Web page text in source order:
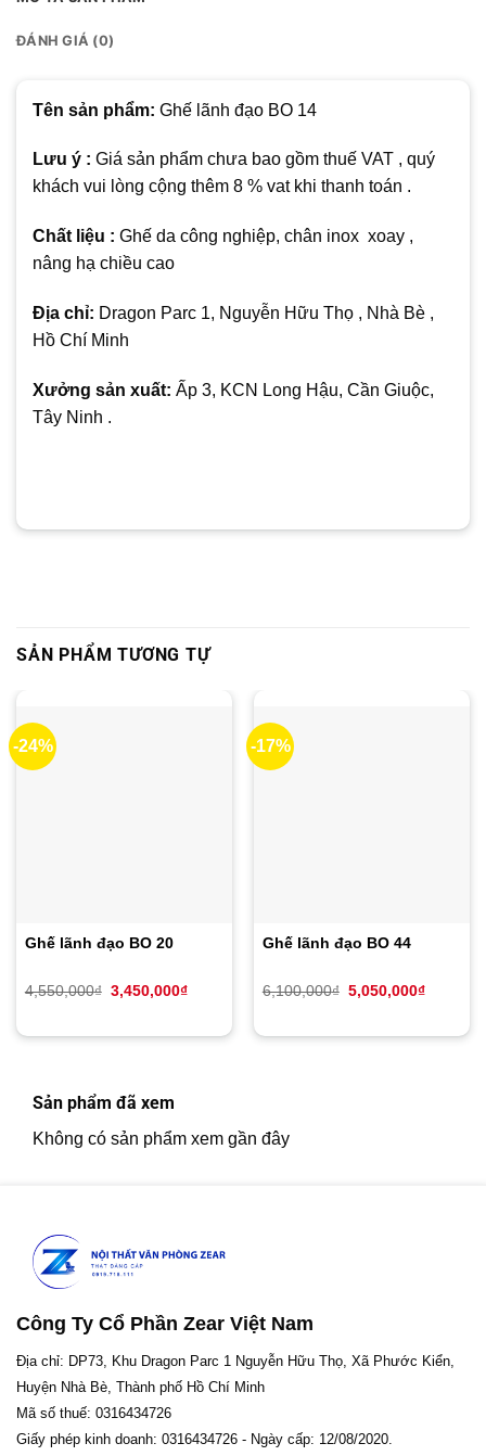
ĐÁNH GIÁ (0)
Tên sản phẩm: Ghế lãnh đạo BO 14
Lưu ý : Giá sản phẩm chưa bao gồm thuế VAT , quý
khách vui lòng cộng thêm 8 % vat khi thanh toán .
Chất liệu : Ghế da công nghiệp, chân inox xoay ,
nâng hạ chiều cao
Địa chỉ: Dragon Parc 1, Nguyễn Hữu Thọ , Nhà Bè ,
Hồ Chí Minh
Xưởng sản xuất: Ấp 3, KCN Long Hậu, Cần Giuộc,
Tây Ninh .
SẢN PHẨM TƯƠNG TỰ
-24%
Ghế lãnh đạo BO 20
4,550,000₫ Giá
gốc
3,450,000₫Giá
-17%
Ghế lãnh đạo BO 44
6,100,000₫ Giá
gốc
5,050,000₫Giá
Sản phẩm đã xem
Không có sản phẩm xem gần đây
Công Ty Cổ Phần Zear Việt Nam
Địa chỉ: DP73, Khu Dragon Parc 1 Nguyễn Hữu Thọ, Xã Phước Kiển,
Huyện Nhà Bè, Thành phố Hồ Chí Minh
Mã số thuế: 0316434726
Giấy phép kinh doanh: 0316434726 - Ngày cấp: 12/08/2020.